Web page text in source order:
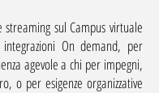
sul Campus virtuale
On demand, per
agevole a chi per impegni,
o per esigenze organizzative